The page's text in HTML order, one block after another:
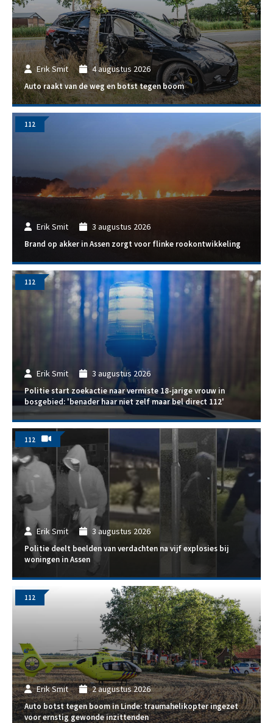
Erik Smit 4 augustus 2026
Auto raakt van de weg en botst tegen boom
Erik Smit 3 augustus 2026
Brand op akker in Assen zorgt voor flinke rookontwikkeling
112
Erik Smit 3 augustus 2026
Politie start zoekactie naar vermiste 18-jarige vrouw in
bosgebied: 'benader haar niet zelf maar bel direct 112'
112
Erik Smit 3 augustus 2026
Politie deelt beelden van verdachten na vijf explosies bij
woningen in Assen
112
Erik Smit 2 augustus 2026
Auto botst tegen boom in Linde: traumahelikopter ingezet
voor ernstig gewonde inzittenden
112